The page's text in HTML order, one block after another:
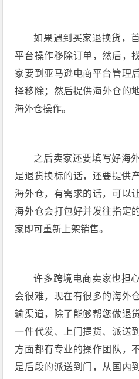
如果遇到买家退换货，
平台操作移除订单，然后，
家要到亚马逊电商平台管理
择移除；然后提供海外仓的
海外仓操作。
之后卖家还要填写好海
是退货换标的话，还要提供
海外仓，有需求的话，可以
海外仓会打包好并发往指定
家即可重新上架销售。
许多跨境电商卖家也担
会很难，现在有很多的海外
输渠道，除了能够帮您做退
一件代发、上门提货、派送
方面都有专业的操作团队，
是后段的派送到门，从国内